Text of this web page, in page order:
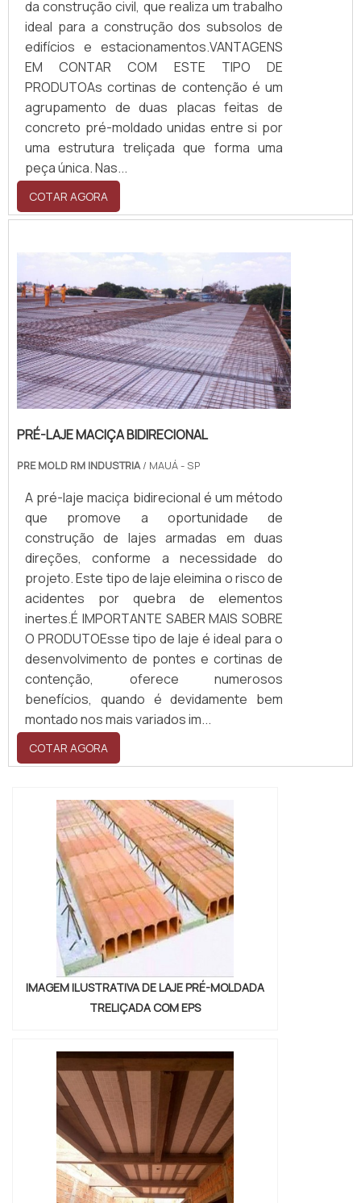
da construção civil, que realiza um trabalho
ideal para a construção dos subsolos de
edifícios e estacionamentos.VANTAGENS
EM CONTAR COM ESTE TIPO DE
PRODUTOAs cortinas de contenção é um
agrupamento de duas placas feitas de
concreto pré-moldado unidas entre si por
uma estrutura treliçada que forma uma
peça única. Nas...
COTAR AGORA
PRÉ-LAJE MACIÇA BIDIRECIONAL
PRE MOLD RM INDUSTRIA/ MAUÁ - SP
A pré-laje maciça bidirecional é um método
que promove a oportunidade de
construção de lajes armadas em duas
direções, conforme a necessidade do
projeto. Este tipo de laje eleimina o risco de
acidentes por quebra de elementos
inertes.É IMPORTANTE SABER MAIS SOBRE
O PRODUTOEsse tipo de laje é ideal para o
desenvolvimento de pontes e cortinas de
contenção, oferece numerosos
benefícios, quando é devidamente bem
montado nos mais variados im...
COTAR AGORA
IMAGEM ILUSTRATIVA DE LAJE PRÉ-MOLDADA
TRELIÇADA COM EPS